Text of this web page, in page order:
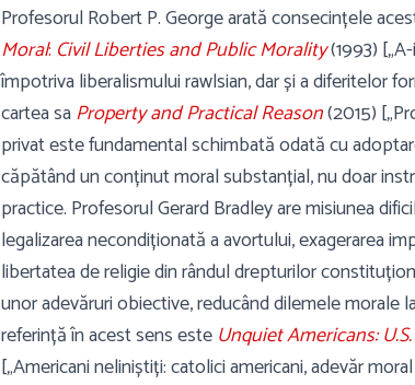
Profesorul Robert P. George arată consecințele
Moral: Civil Liberties and Public Morality(1993)
împotriva liberalismului rawlsian, dar și a diferitelor
cartea saProperty and Practical Reason(2015)
privat este fundamental schimbată odată cu
căpătând un conținut moral substanțial, nu doar
practice. Profesorul Gerard Bradley are misiunea
legalizarea necondiționată a avortului, exagerarea
libertatea de religie din rândul drepturilor
unor adevăruri obiective, reducând dilemele morale
referință în acest sens este Unquiet Americans:
[„Americani neliniștiți: catolici americani, adevăr